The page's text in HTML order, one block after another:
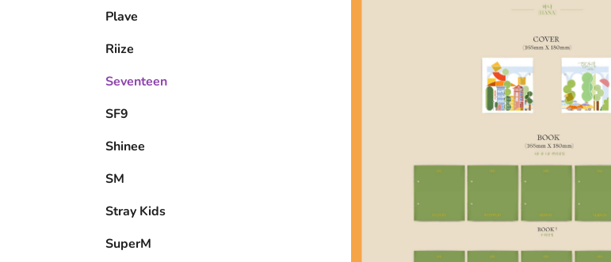
Plave
Riize
Seventeen
SF9
Shinee
SM
Stray Kids
SuperM